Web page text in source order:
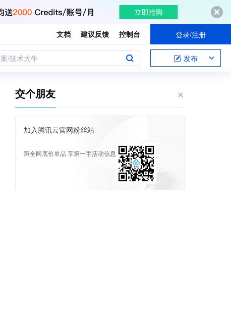
文档 建议反馈 控制台 登录/注册
/技术大牛 发布
交个朋友
加入腾讯云官网粉丝站
蹲全网底价单品 享第一手活动信息